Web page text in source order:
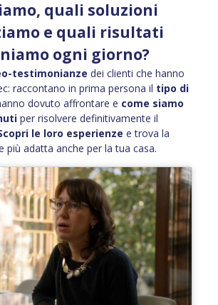
quali soluzioni
e quali risultati
ogni giorno?
testimonianze dei clienti che hanno
raccontano in prima persona il tipo di
dovuto affrontare e come siamo
per risolvere definitivamente il
le loro esperienze e trova la
più adatta anche per la tua casa.